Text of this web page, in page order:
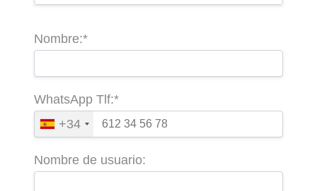
Nombre:*
WhatsApp Tlf:*
+34
Nombre de usuario: